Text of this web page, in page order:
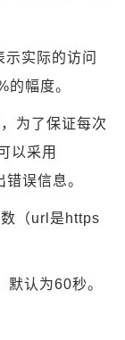
实际的访问
幅度。
为了保证每次
以采用
误信息。
（url是https
认为60秒。